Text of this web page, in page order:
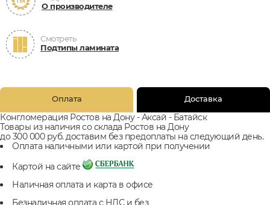
О производителе
Смотреть
Подтипы ламината
Оплата Доставка
Конгломерация Ростов на Дону - Аксай - Батайск
Товары из наличия со склада Ростов на Дону
до 300 000 руб. доставим без предоплаты на следующий день.
Оплата наличными или картой при получении
Картой на сайте
Наличная оплата и карта в офисе
Безналичная оплата с НДС и без